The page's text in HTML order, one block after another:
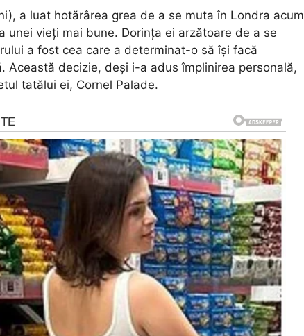
a luat hotărârea grea de a se muta în Londra acum
unei vieți mai bune. Dorința ei arzătoare de a se
a fost cea care a determinat-o să își facă
Această decizie, deși i-a adus împlinirea personală,
tatălui ei, Cornel Palade.